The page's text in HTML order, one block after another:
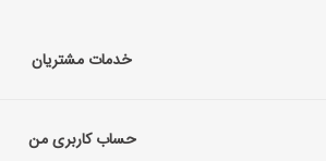
خدمات مشتریان
حساب کاربری من